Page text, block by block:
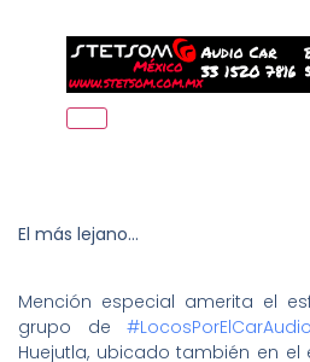
El más lejano…
Mención especial amerita el
grupo de#LocosPorElCarAudio
Huejutla, ubicado también en